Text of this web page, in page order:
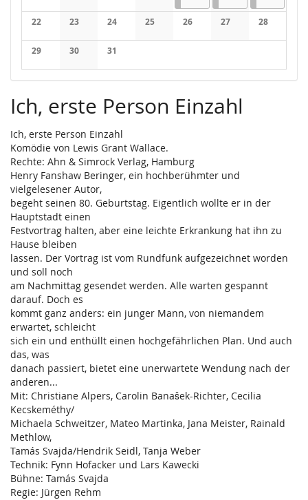
Keine Veranstaltungen
Keine Veranstaltungen
Keine Veranstaltungen
Keine Veranstaltungen
22
Keine Veranstaltungen
23
Keine Veranstaltungen
24
Keine Veranstaltungen
25
Keine Veranstaltungen
26
Keine Veranstaltungen
27
Keine
28
Keine
29
Keine Veranstaltungen
30
Keine Veranstaltungen
31
Keine Veranstaltungen
Ich, erste Person Einzahl
Ich, erste Person Einzahl
Komödie von Lewis Grant Wallace.
Rechte: Ahn & Simrock Verlag, Hamburg
Henry Fanshaw Beringer, ein hochberühmter und
vielgelesener Autor,
begeht seinen 80. Geburtstag. Eigentlich wollte er in der
Hauptstadt einen
Festvortrag halten, aber eine leichte Erkrankung hat ihn zu
Hause bleiben
lassen. Der Vortrag ist vom Rundfunk aufgezeichnet worden
und soll noch
am Nachmittag gesendet werden. Alle warten gespannt
darauf. Doch es
kommt ganz anders: ein junger Mann, von niemandem
erwartet, schleicht
sich ein und enthüllt einen hochgefährlichen Plan. Und auch
das, was
danach passiert, bietet eine unerwartete Wendung nach der
anderen...
Mit: Christiane Alpers, Carolin Banašek-Richter, Cecilia
Kecskeméthy/
Michaela Schweitzer, Mateo Martinka, Jana Meister, Rainald
Methlow,
Tamás Svajda/Hendrik Seidl, Tanja Weber
Technik: Fynn Hofacker und Lars Kawecki
Bühne: Tamás Svajda
Regie: Jürgen Rehm